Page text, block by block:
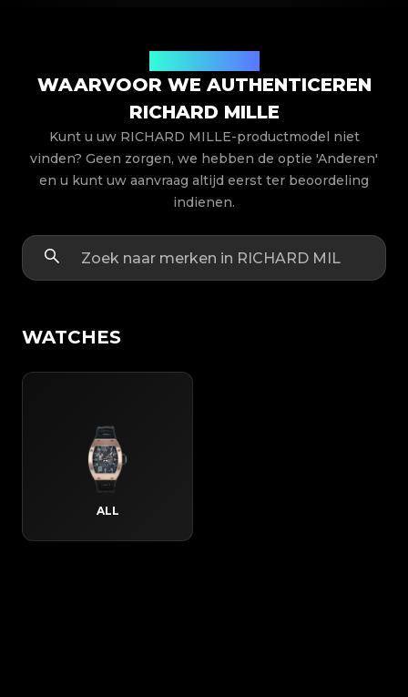
WAARVOOR WE AUTHENTICEREN
RICHARD MILLE
Kunt u uw RICHARD MILLE-productmodel niet
vinden? Geen zorgen, we hebben de optie 'Anderen'
en u kunt uw aanvraag altijd eerst ter beoordeling
indienen.
WATCHES
ALL